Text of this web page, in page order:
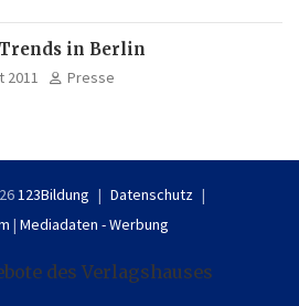
in Berlin
2011 Presse
123Bildung
Datenschutz
| Mediadaten - Werbung
des Verlagshauses